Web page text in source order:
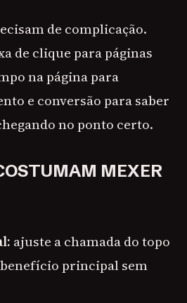
de complicação.
de clique para páginas
na página para
e conversão para saber
no ponto certo.
MEXER
ajuste a chamada do topo
principal sem